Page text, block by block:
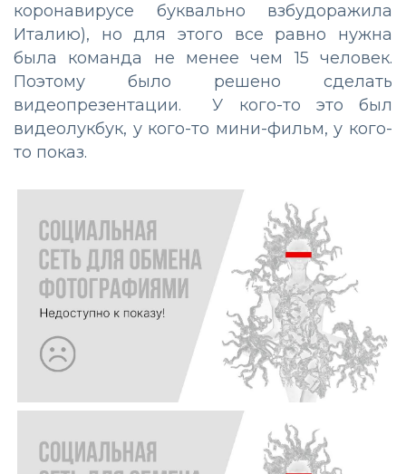
коронавирусе буквально взбудоражила
Италию), но для этого все равно нужна
была команда не менее чем 15 человек.
Поэтому было решено сделать
видеопрезентации. У кого-то это был
видеолукбук, у кого-то мини-фильм, у кого-
то показ.